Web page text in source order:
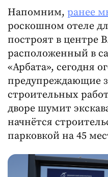
Напомним, ранее
роскошном отеле
построят в центре
расположенный в
«Арбата», сегодня
предупреждающие
строительных
дворе шумит
начнётся
парковкой на 45